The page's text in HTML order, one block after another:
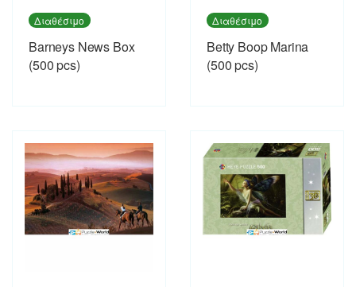
Διαθέσιμο
Barneys News Box
(500 pcs)
Διαθέσιμο
Betty Boop Marina
(500 pcs)